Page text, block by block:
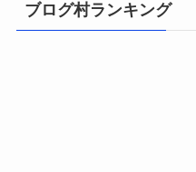
ブログ村ランキング